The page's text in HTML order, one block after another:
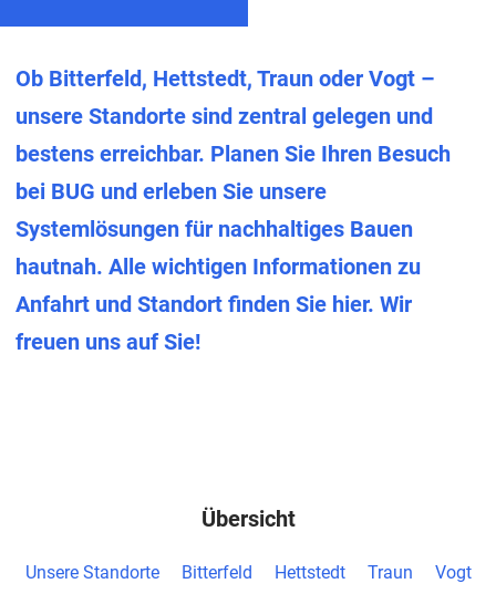
Ob Bitterfeld, Hettstedt, Traun oder Vogt –
unsere Standorte sind zentral gelegen und
bestens erreichbar. Planen Sie Ihren Besuch
bei BUG und erleben Sie unsere
Systemlösungen für nachhaltiges Bauen
hautnah. Alle wichtigen Informationen zu
Anfahrt und Standort finden Sie hier. Wir
freuen uns auf Sie!
Übersicht
Unsere Standorte Bitterfeld Hettstedt Traun Vogt